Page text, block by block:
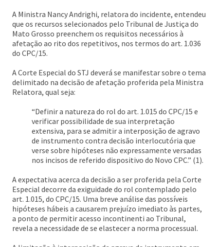
A Ministra Nancy Andrighi, relatora do incidente, entendeu
que os recursos selecionados pelo Tribunal de Justiça do
Mato Grosso preenchem os requisitos necessários à
afetação ao rito dos repetitivos, nos termos do art. 1.036
do CPC/15.
A Corte Especial do STJ deverá se manifestar sobre o tema
delimitado na decisão de afetação proferida pela Ministra
Relatora, qual seja:
“Definir a natureza do rol do art. 1.015 do CPC/15 e
verificar possibilidade de sua interpretação
extensiva, para se admitir a interposição de agravo
de instrumento contra decisão interlocutória que
verse sobre hipóteses não expressamente versadas
nos incisos de referido dispositivo do Novo CPC.” (1).
A expectativa acerca da decisão a ser proferida pela Corte
Especial decorre da exiguidade do rol contemplado pelo
art. 1.015, do CPC/15. Uma breve análise das possíveis
hipóteses hábeis a causarem prejuízo imediato às partes,
a ponto de permitir acesso incontinenti ao Tribunal,
revela a necessidade de se elastecer a norma processual.